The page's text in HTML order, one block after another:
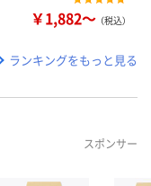
￥1,882～ （税込）
ランキングをもっと見る
スポンサー